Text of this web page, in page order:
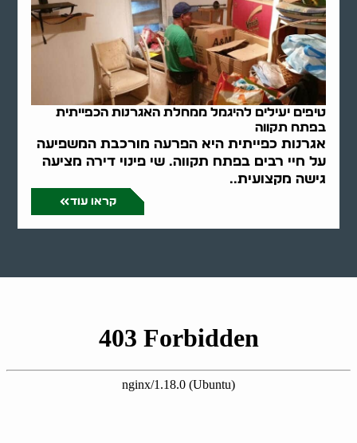
טיפים יעילים להיגמל ממחלת האגרנות הכפייתית
בפתח תקווה
אגרנות כפייתית היא הפרעה מורכבת המשפיעה
על חיי רבים בפתח תקווה. שי פינוי דירה מציעה
גישה מקצועית..
קראו עוד